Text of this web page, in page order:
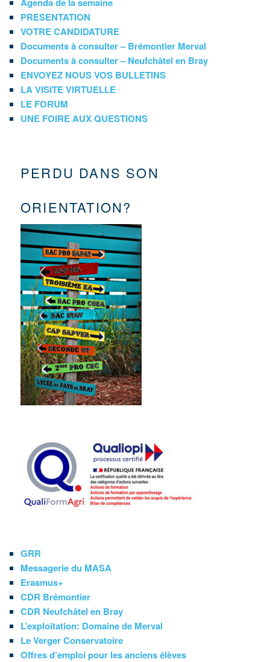
PRESENTATION
VOTRE CANDIDATURE
Documents à consulter – Brémontier Merval
Documents à consulter – Neufchâtel en Bray
ENVOYEZ NOUS VOS BULLETINS
LA VISITE VIRTUELLE
LE FORUM
UNE FOIRE AUX QUESTIONS
PERDU DANS SON
ORIENTATION?
GRR
Messagerie du MASA
Erasmus+
CDR Brémontier
CDR Neufchâtel en Bray
L’exploitation: Domaine de Merval
Le Verger Conservatoire
Offres d’emploi pour les anciens élèves